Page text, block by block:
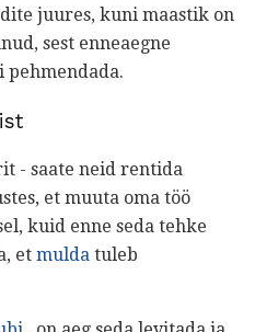
juures, kuni maastik on
sest enneaegne
- saate neid rentida
et muuta oma töö
kuid enne seda tehke
et mulda tuleb